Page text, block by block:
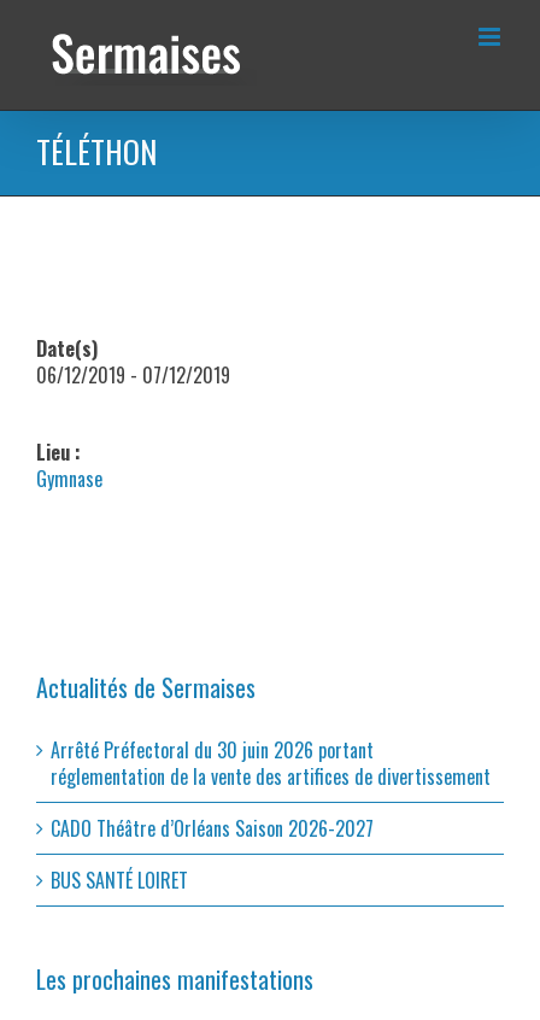
contenu
TÉLÉTHON
Date(s)
06/12/2019 - 07/12/2019
Lieu :
Gymnase
Actualités de Sermaises
Arrêté Préfectoral du 30 juin 2026 portant
réglementation de la vente des artifices de divertissement
CADO Théâtre d’Orléans Saison 2026-2027
BUS SANTÉ LOIRET
Les prochaines manifestations